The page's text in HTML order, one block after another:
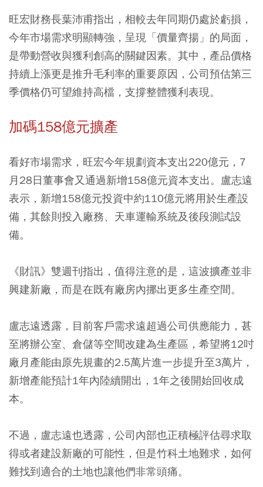
旺宏財務長葉沛甫指出，相較去年同期仍處於虧損，
今年市場需求明顯轉強，呈現「價量齊揚」的局面，
是帶動營收與獲利創高的關鍵因素。其中，產品價格
持續上漲更是推升毛利率的重要原因，公司預估第三
季價格仍可望維持高檔，支撐整體獲利表現。
加碼158億元擴產
看好市場需求，旺宏今年規劃資本支出220億元，7
月28日董事會又通過新增158億元資本支出。盧志遠
表示，新增158億元投資中約110億元將用於生產設
備，其餘則投入廠務、天車運輸系統及後段測試設
備。
《財訊》雙週刊指出，值得注意的是，這波擴產並非
興建新廠，而是在既有廠房內挪出更多生產空間。
盧志遠透露，目前客戶需求遠超過公司供應能力，甚
至將辦公室、倉儲等空間改建為生產區，希望將12吋
廠月產能由原先規畫的2.5萬片進一步提升至3萬片，
新增產能預計1年內陸續開出，1年之後開始回收成
本。
不過，盧志遠也透露，公司內部也正積極評估尋求取
得或者建設新廠的可能性，但是竹科土地難求，如何
難找到適合的土地也讓他們非常頭痛。